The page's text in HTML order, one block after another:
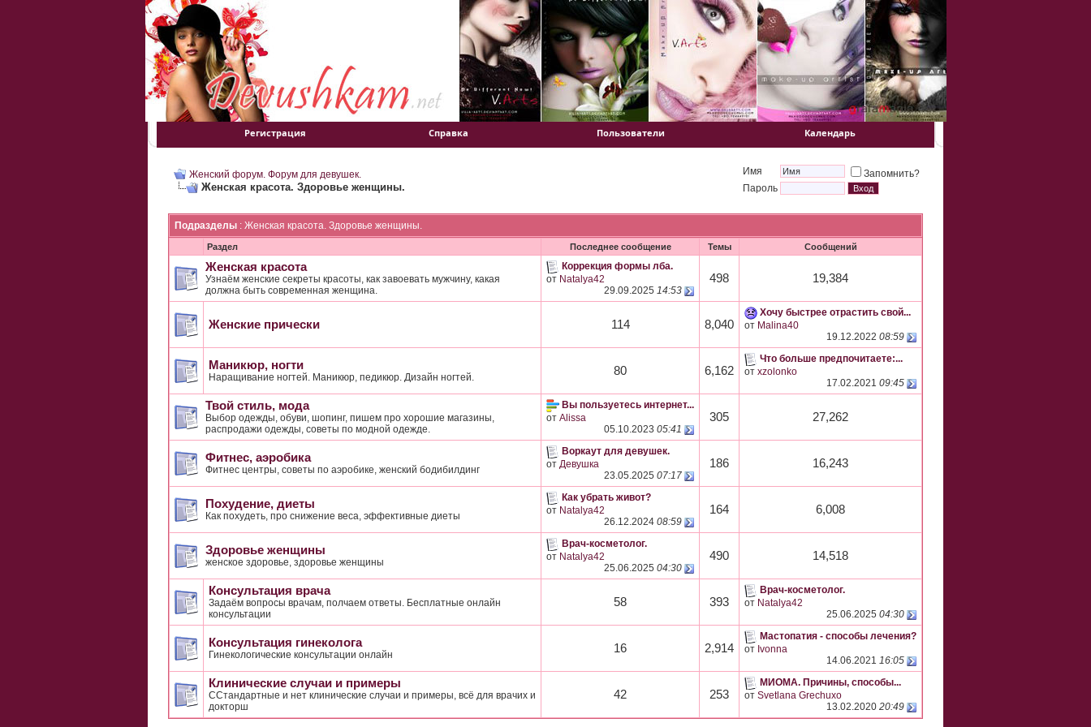
Регистрация Справка Пользователи Календарь
Женский форум. Форум для девушек.
Женская красота. Здоровье женщины.
Имя
Запомнить?
Пароль
Подразделы : Женская красота. Здоровье женщины.
Раздел Последнее сообщение Темы Сообщений
Женская красота
Узнаём женские секреты красоты, как завоевать мужчину, какая
должна быть современная женщина.
Коррекция формы лба.
от Natalya42
29.09.2025 14:53
498 19,384
Женские прически 114 8,040
Хочу быстрее отрастить свой...
от Malina40
19.12.2022 08:59
Маникюр, ногти
Наращивание ногтей. Маникюр, педикюр. Дизайн ногтей. 80 6,162
Что больше предпочитаете:...
от xzolonko
17.02.2021 09:45
Твой стиль, мода
Выбор одежды, обуви, шопинг, пишем про хорошие магазины,
распродажи одежды, советы по модной одежде.
Вы пользуетесь интернет...
от Alissa
05.10.2023 05:41
305 27,262
Фитнес, аэробика
Фитнес центры, советы по аэробике, женский бодибилдинг
Воркаут для девушек.
от Девушка
23.05.2025 07:17
186 16,243
Похудение, диеты
Как похудеть, про снижение веса, эффективные диеты
Как убрать живот?
от Natalya42
26.12.2024 08:59
164 6,008
Здоровье женщины
женское здоровье, здоровье женщины
Врач-косметолог.
от Natalya42
25.06.2025 04:30
490 14,518
Консультация врача
Задаём вопросы врачам, полчаем ответы. Бесплатные онлайн
консультации
58 393
Врач-косметолог.
от Natalya42
25.06.2025 04:30
Консультация гинеколога
Гинекологические консультации онлайн 16 2,914
Мастопатия - способы лечения?
от Ivonna
14.06.2021 16:05
Клинические случаи и примеры
ССтандартные и нет клинические случаи и примеры, всё для врачих и
докторш
42 253
МИОМА. Причины, способы...
от Svetlana Grechuxo
13.02.2020 20:49